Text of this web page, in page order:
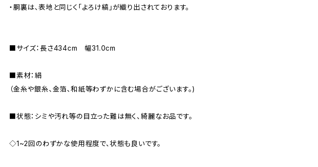
・胴裏は、表地と同じく「よろけ縞」が織り出されております。
■サイズ：長さ434cm 幅31.0cm
■素材：絹
（金糸や銀糸、金箔、和紙等わずかに含む場合がございます。)
■状態：シミや汚れ等の目立った難は無く、綺麗なお品です。
◇1~2回のわずかな使用程度で、状態も良いです。